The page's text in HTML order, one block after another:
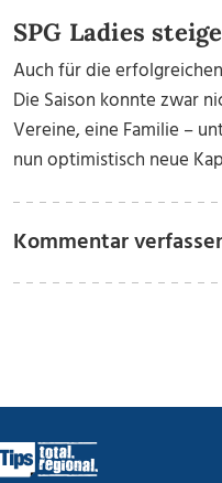
SPG Ladies
Auch für die
Die Saison konnte zwar
Vereine, eine Familie –
nun optimistisch neue
Kommentar